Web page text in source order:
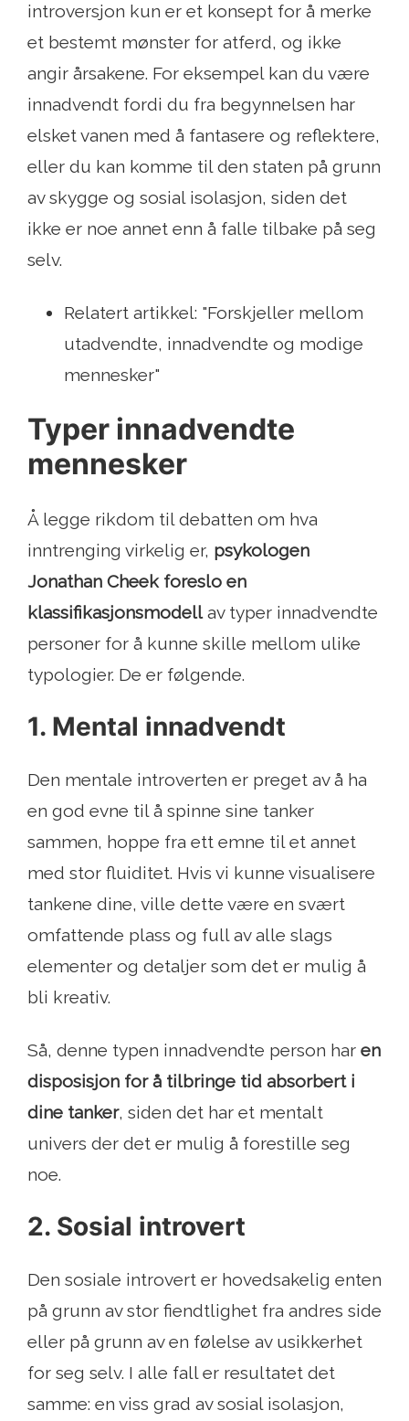
introversjon kun er et konsept for å merke
et bestemt mønster for atferd, og ikke
angir årsakene. For eksempel kan du være
innadvendt fordi du fra begynnelsen har
elsket vanen med å fantasere og reflektere,
eller du kan komme til den staten på grunn
av skygge og sosial isolasjon, siden det
ikke er noe annet enn å falle tilbake på seg
selv.
Relatert artikkel: "Forskjeller mellom
utadvendte, innadvendte og modige
mennesker"
Typer innadvendte
mennesker
Å legge rikdom til debatten om hva
inntrenging virkelig er, psykologen
Jonathan Cheek foreslo en
klassifikasjonsmodellav typer innadvendte
personer for å kunne skille mellom ulike
typologier. De er følgende.
1. Mental innadvendt
Den mentale introverten er preget av å ha
en god evne til å spinne sine tanker
sammen, hoppe fra ett emne til et annet
med stor fluiditet. Hvis vi kunne visualisere
tankene dine, ville dette være en svært
omfattende plass og full av alle slags
elementer og detaljer som det er mulig å
bli kreativ.
Så, denne typen innadvendte person har en
disposisjon for å tilbringe tid absorbert i
dine tanker, siden det har et mentalt
univers der det er mulig å forestille seg
noe.
2. Sosial introvert
Den sosiale introvert er hovedsakelig enten
på grunn av stor fiendtlighet fra andres side
eller på grunn av en følelse av usikkerhet
for seg selv. I alle fall er resultatet det
samme: en viss grad av sosial isolasjon,